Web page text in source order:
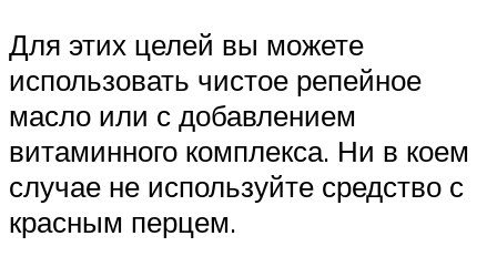
Для этих целей вы можете
использовать чистое репейное
масло или с добавлением
витаминного комплекса. Ни в коем
случае не используйте средство с
красным перцем.